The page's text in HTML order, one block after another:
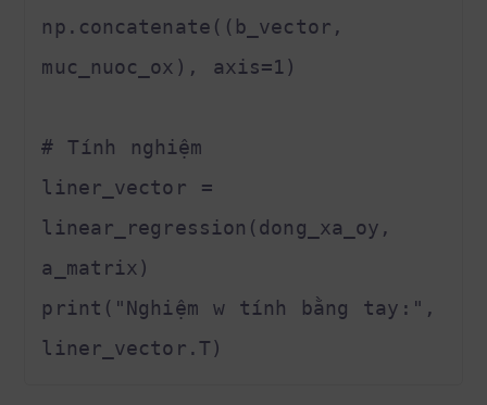
np.concatenate((b_vector,
muc_nuoc_ox), axis=1)
# Tính nghiệm
liner_vector =
linear_regression(dong_xa_oy,
a_matrix)
print("Nghiệm w tính bằng tay:",